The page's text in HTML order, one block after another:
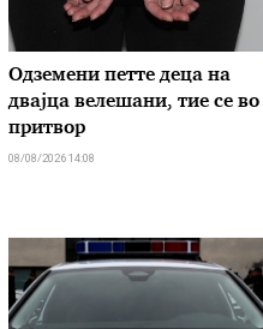
Одземени петте деца на
двајца велешани, тие се во
притвор
08/08/2026 14:08